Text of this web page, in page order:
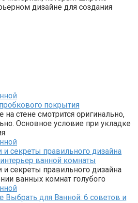
дизайне для создания
покрытия
стене смотрится оригинально,
Основное условие при укладке
и секреты правильного дизайна
ванной комнаты
и секреты правильного дизайна
ванных комнат голубого
Выбрать для Ванной: 6 советов и